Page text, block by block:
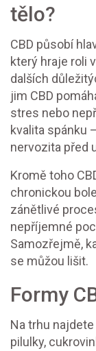
tělo?
CBD působí
který hraje roli
dalších
jim CBD
stres nebo
kvalita spánku
nervozita před
Kromě toho
chronickou
zánětlivé
nepříjemné
Samozřejmě,
se můžou lišit.
Formy
Na trhu
pilulky,